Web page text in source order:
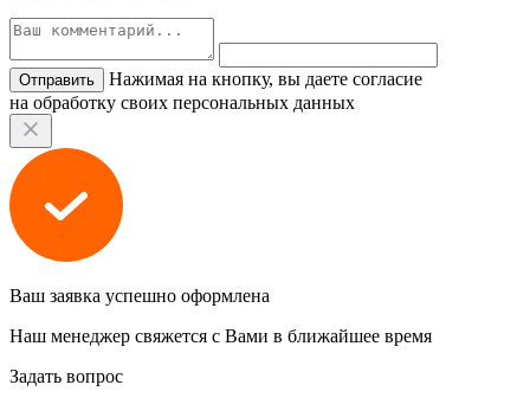
Нажимая на кнопку, вы даете согласие
на обработку своих персональных данных
Ваш заявка успешно оформлена
Наш менеджер свяжется с Вами в ближайшее время
Задать вопрос